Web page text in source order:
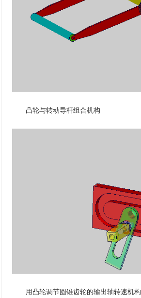
凸轮与转动导杆组合机构
用凸轮调节圆锥齿轮的输出轴转速机构